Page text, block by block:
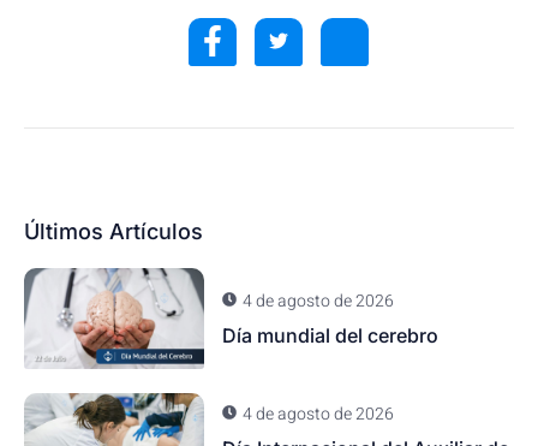
Últimos Artículos
4 de agosto de 2026
Día mundial del cerebro
4 de agosto de 2026